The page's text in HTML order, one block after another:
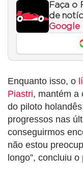
Faça o
de
Google
Enquanto isso, o
Piastri, mantém a
do piloto
progressos nas
conseguirmos
não estou
longo”, concluiu